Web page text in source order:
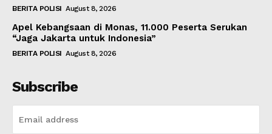
BERITA POLISI August 8, 2026
Apel Kebangsaan di Monas, 11.000 Peserta Serukan
“Jaga Jakarta untuk Indonesia”
BERITA POLISI August 8, 2026
Subscribe